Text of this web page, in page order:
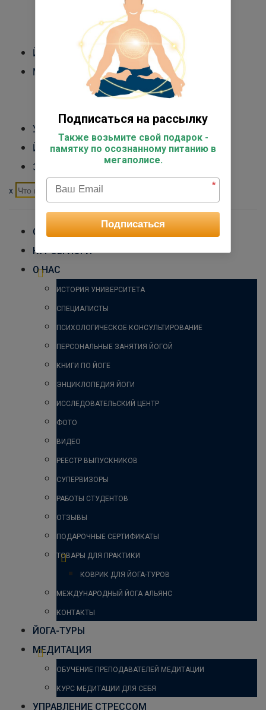
Международный Йога Альянс
Контакты
Йога-туры
Медитация
Обучение преподавателей медитации
Управление стрессом
Йога для начинающих
Экспертный курс
x
ОБУЧЕНИЕ ПРЕПОДАВАТЕЛЕЙ ЙОГИ
КУРСЫ ЙОГИ
О НАС
ИСТОРИЯ УНИВЕРСИТЕТА
СПЕЦИАЛИСТЫ
ПСИХОЛОГИЧЕСКОЕ КОНСУЛЬТИРОВАНИЕ
ПЕРСОНАЛЬНЫЕ ЗАНЯТИЯ ЙОГОЙ
КНИГИ ПО ЙОГЕ
ЭНЦИКЛОПЕДИЯ ЙОГИ
ИССЛЕДОВАТЕЛЬСКИЙ ЦЕНТР
ФОТО
ВИДЕО
РЕЕСТР ВЫПУСКНИКОВ
СУПЕРВИЗОРЫ
РАБОТЫ СТУДЕНТОВ
ОТЗЫВЫ
ПОДАРОЧНЫЕ СЕРТИФИКАТЫ
ТОВАРЫ ДЛЯ ПРАКТИКИ
КОВРИК ДЛЯ ЙОГА-ТУРОВ
МЕЖДУНАРОДНЫЙ ЙОГА АЛЬЯНС
КОНТАКТЫ
ЙОГА-ТУРЫ
МЕДИТАЦИЯ
ОБУЧЕНИЕ ПРЕПОДАВАТЕЛЕЙ МЕДИТАЦИИ
КУРС МЕДИТАЦИИ ДЛЯ СЕБЯ
УПРАВЛЕНИЕ СТРЕССОМ
Подписаться на рассылку
Также возьмите свой подарок -
памятку по осознанному питанию в
мегаполисе.
*
Подписаться